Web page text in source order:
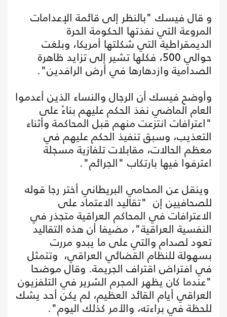
و قال فيسك "بالنظر إلى قائمة الإعدامات
المروعة التي نفذتها الحكومة الحرة
الديمقراطية التي شكلتها أمريكا، وبلغت
حوالي 500، فكلها تشير إلى تزايد ظاهرة
الصدامية وازدهارها في أرض الرافدين".
وأوضح فيسك أن الرجال والنساء الذين أعدموا
العام الماضي نفذ الحكم عليهم بناءً على
"اعترافات انتزعت منهم قبل المحاكمة وأثناء
التعذيب، وسبق تنفيذ الحكم عليهم في
معظم الحالات، مقابلات تلفازية مسجلة
اعترفوا فيها بارتكاب "الجرائم".
وينقل عن المحامي البريطاني أختر رجا قوله
للصحافيين إن "تقاليد الاعتماد على
الاعترافات في المحاكم العراقية متجذر في
النفسية العراقية"، مضيفا أن هذه التقاليد
تعود لصدام والتي على ما يبدو مررت
بسهولة للنظام القضائي العراقي، وتتمثل
في افتراض اقتراف الجريمة. وقال موضحا
"عندما كان يظهر المجرم الشرير في التلفزيون
العراقي أيام القائد العظيم، لم يكن أحد يشك
للحظة في براءته، والأمر كذلك اليوم".